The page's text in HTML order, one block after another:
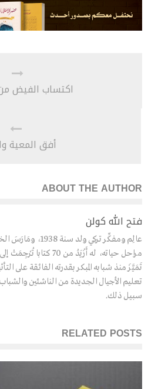
اكتساب الفيض
أفق المعية
ABOUT THE AUTHOR
فتح الله كولن
عالِم ومفكِّر تركي
تَمَيَّزَ منذ شبابه المبكر بقدرته الفائقة على
تعليم الأجيال الجديدة من الناشئين
سبيل ذلك.
RELATED POSTS